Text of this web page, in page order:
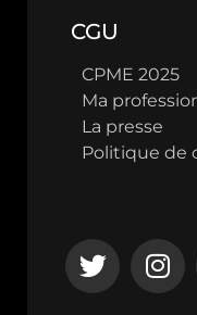
CGU
CPME 2025
Ma
La presse
Politique de